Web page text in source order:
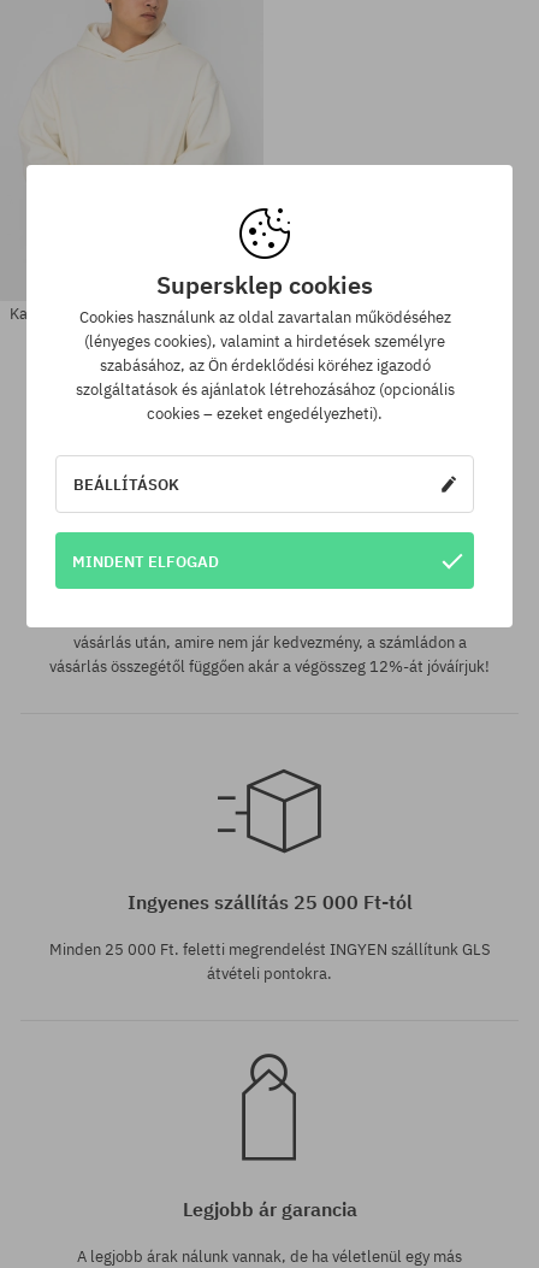
Elérhető méretek:
Karl Kani Small Signature Essential
HD Kapucnis pulóver
23730 Ft17320 Ft
SuperClub hűségprogram
vásárlás után, amire nem jár kedvezmény, a számládon a
vásárlás összegétől függően akár a végösszeg 12%-át jóváírjuk!
Ingyenes szállítás 25 000 Ft-tól
Minden 25 000 Ft. feletti megrendelést INGYEN szállítunk GLS
átvételi pontokra.
Legjobb ár garancia
A legjobb árak nálunk vannak, de ha véletlenül egy más
Supersklep cookies
Cookies használunk az oldal zavartalan működéséhez
(lényeges cookies), valamint a hirdetések személyre
szabásához, az Ön érdeklődési köréhez igazodó
szolgáltatások és ajánlatok létrehozásához (opcionális
cookies – ezeket engedélyezheti).
BEÁLLÍTÁSOK
MINDENT ELFOGAD